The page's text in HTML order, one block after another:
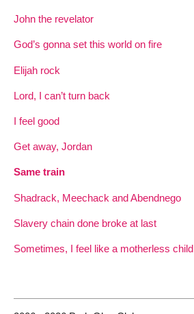
John the revelator
God’s gonna set this world on fire
Elijah rock
Lord, I can’t turn back
I feel good
Get away, Jordan
Same train
Shadrack, Meechack and Abendnego
Slavery chain done broke at last
Sometimes, I feel like a motherless child